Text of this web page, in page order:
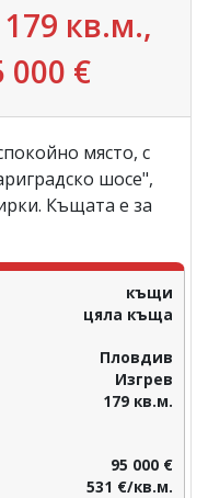
кв.м.,
000 €
място, с
шосе",
Къщата е за
къщи
цяла къща
Пловдив‎
Изгрев
179 кв.м.
95 000 €
531 €/кв.м.